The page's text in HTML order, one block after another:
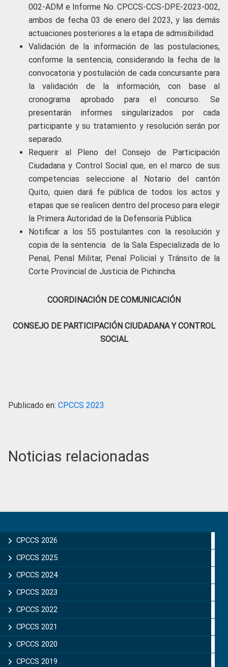
002-ADM e Informe No. CPCCS-CCS-DPE-2023-002,
ambos de fecha 03 de enero del 2023, y las demás
actuaciones posteriores a la etapa de admisibilidad.
Validación de la información de las postulaciones,
conforme la sentencia, considerando la fecha de la
convocatoria y postulación de cada concursante para
la validación de la información, con base al
cronograma aprobado para el concurso. Se
presentarán informes singularizados por cada
participante y su tratamiento y resolución serán por
separado.
Requerir al Pleno del Consejo de Participación
Ciudadana y Control Social que, en el marco de sus
competencias seleccione al Notario del cantón
Quito, quien dará fe pública de todos los actos y
etapas que se realicen dentro del proceso para elegir
la Primera Autoridad de la Defensoría Pública.
Notificar a los 55 postulantes con la resolución y
copia de la sentencia de la Sala Especializada de lo
Penal, Penal Militar, Penal Policial y Tránsito de la
Corte Provincial de Justicia de Pichincha.
COORDINACIÓN DE COMUNICACIÓN
CONSEJO DE PARTICIPACIÓN CIUDADANA Y CONTROL
SOCIAL
Publicado en: CPCCS 2023
Noticias relacionadas
Sidebar
CPCCS 2026
CPCCS 2025
CPCCS 2024
CPCCS 2023
CPCCS 2022
CPCCS 2021
CPCCS 2020
CPCCS 2019 .